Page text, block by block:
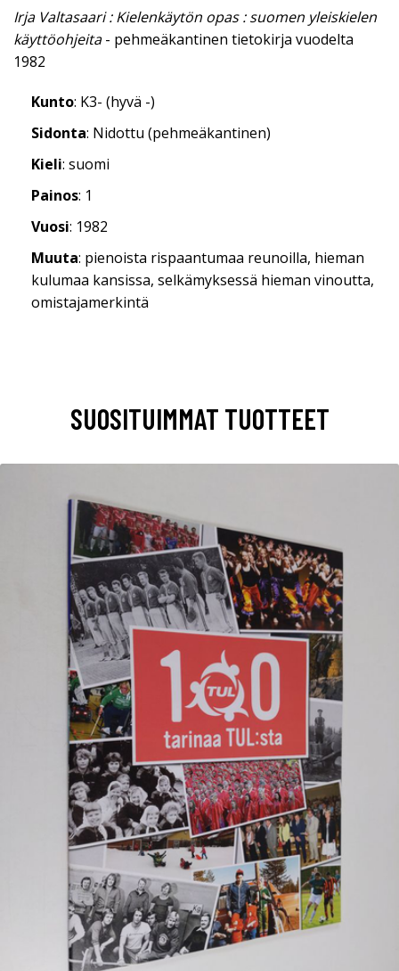
Irja Valtasaari : Kielenkäytön opas : suomen yleiskielen
käyttöohjeita- pehmeäkantinen tietokirja vuodelta
1982
Kunto: K3- (hyvä -)
Sidonta: Nidottu (pehmeäkantinen)
Kieli: suomi
Painos: 1
Vuosi: 1982
Muuta: pienoista rispaantumaa reunoilla, hieman
kulumaa kansissa, selkämyksessä hieman vinoutta,
omistajamerkintä
SUOSITUIMMAT TUOTTEET